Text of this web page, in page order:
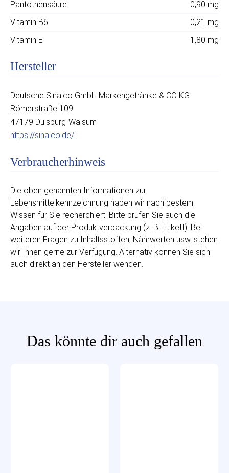
Pantothensäure
0,90 mg
Vitamin B6
0,21 mg
Vitamin E
1,80 mg
Hersteller
Deutsche Sinalco GmbH Markengetränke & CO KG
Römerstraße 109
47179 Duisburg-Walsum
https://sinalco.de/
Verbraucherhinweis
Die oben genannten Informationen zur
Lebensmittelkennzeichnung haben wir nach bestem
Wissen für Sie recherchiert. Bitte prüfen Sie auch die
Angaben auf der Produktverpackung (z. B. Etikett). Bei
weiteren Fragen zu Inhaltsstoffen, Nährwerten usw. stehen
wir Ihnen gerne zur Verfügung. Alternativ können Sie sich
auch direkt an den Hersteller wenden.
Das könnte dir auch gefallen